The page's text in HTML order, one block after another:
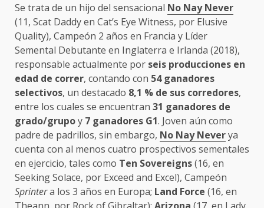
Se trata de un hijo del sensacional No Nay Never
(11, Scat Daddy en Cat’s Eye Witness, por Elusive
Quality), Campeón 2 años en Francia y Líder
Semental Debutante en Inglaterra e Irlanda (2018),
responsable actualmente por seis producciones en
edad de correr, contando con 54 ganadores
selectivos, un destacado 8,1 % de sus corredores,
entre los cuales se encuentran 31 ganadores de
grado/grupoy 7 ganadores G1. Joven aún como
padre de padrillos, sin embargo, No Nay Neverya
cuenta con al menos cuatro prospectivos sementales
en ejercicio, tales como Ten Sovereigns(16, en
Seeking Solace, por Exceed and Excel), Campeón
Sprintera los 3 años en Europa; Land Force (16, en